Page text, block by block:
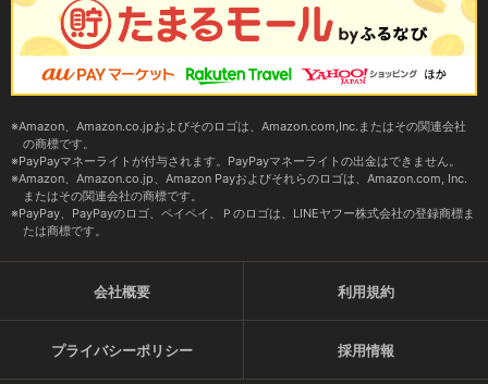
Amazon、Amazon.co.jpおよびそのロゴは、Amazon.com,Inc.またはその関連会社
の商標です。
PayPayマネーライトが付与されます。PayPayマネーライトの出金はできません。
Amazon、Amazon.co.jp、Amazon Payおよびそれらのロゴは、Amazon.com, Inc.
またはその関連会社の商標です。
PayPay、PayPayのロゴ、ペイペイ、Ｐのロゴは、LINEヤフー株式会社の登録商標ま
たは商標です。
会社概要 利用規約
プライバシーポリシー 採用情報